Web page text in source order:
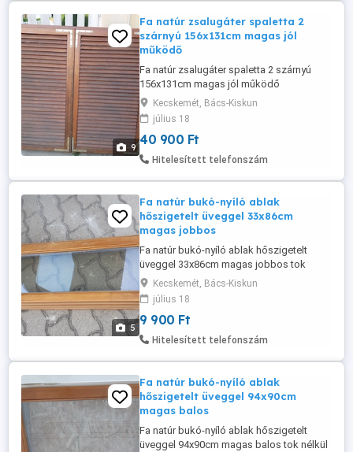
9
Fa natúr zsalugáter spaletta 2
szárnyú 156x131cm magas jól
működő
Fa natúr zsalugáter spaletta 2 szárnyú
156x131cm magas jól működő
szúnyoghálóval a képeken látható
állapotban eladó. Külső festés nem árt,
hozzávaló ablakszárnyak is vannak külön!
Kecskemét, Bács-Kiskun
július 18
40 900 Ft
Hitelesített telefonszám
5
Fa natúr bukó-nyíló ablak
hőszigetelt üveggel 33x86cm
magas jobbos
Fa natúr bukó-nyíló ablak hőszigetelt
üveggel 33x86cm magas jobbos tok
nélkül a képeken látható állapotban eladó.
Roto vasalat jól működik! A tokba
becsukódó méretet adtam meg.
Kecskemét, Bács-Kiskun
július 18
9 900 Ft
Hitelesített telefonszám
Fa natúr bukó-nyíló ablak
hőszigetelt üveggel 94x90cm
magas balos
Fa natúr bukó-nyíló ablak hőszigetelt
üveggel 94x90cm magas balos tok nélkül